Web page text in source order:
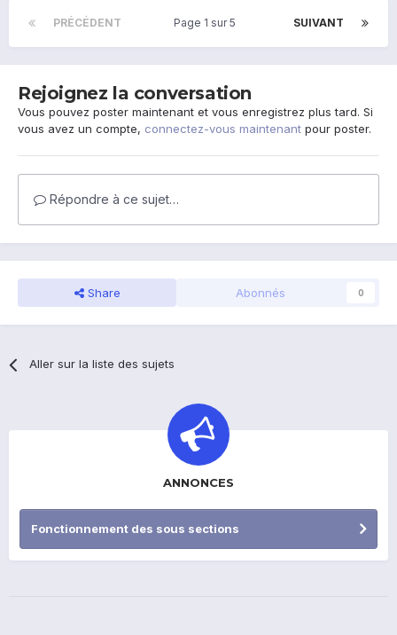
PRÉCÉDENT SUIVANT
Page 1 sur 5
Rejoignez la conversation
Vous pouvez poster maintenant et vous enregistrez plus tard. Si
vous avez un compte, connectez-vous maintenant pour poster.
Répondre à ce sujet…
Share Abonnés 0
Aller sur la liste des sujets
ANNONCES
Fonctionnement des sous sections